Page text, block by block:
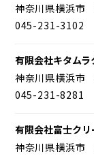
神奈川県横浜市
045-231-3102
有限会社キタム
神奈川県横浜市
045-231-8281
有限会社富士ク
神奈川県横浜市